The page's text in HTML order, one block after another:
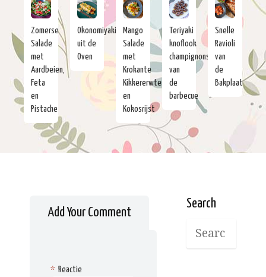
Zomerse
Salade
met
Aardbeien,
Feta
en
Pistache
Okonomiyaki
uit de
Oven
Mango
Salade
met
Krokante
Kikkererwten
en
Kokosrijst
Teriyaki
knoflook
champignons
van
de
barbecue
Snelle
Ravioli
van
de
Bakplaat
Add Your Comment
Reactie
*
Search